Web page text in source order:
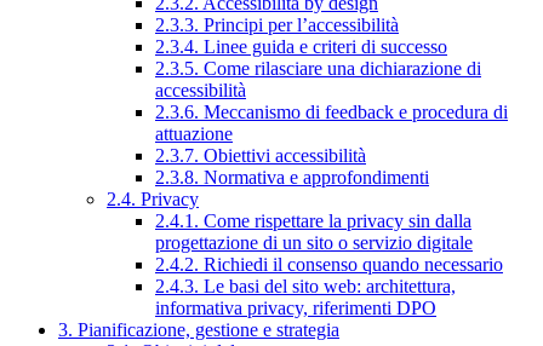
2.3.3. Principi per l’accessibilità
2.3.4. Linee guida e criteri di successo
2.3.5. Come rilasciare una dichiarazione di
accessibilità
2.3.6. Meccanismo di feedback e procedura di
attuazione
2.3.7. Obiettivi accessibilità
2.3.8. Normativa e approfondimenti
2.4. Privacy
2.4.1. Come rispettare la privacy sin dalla
progettazione di un sito o servizio digitale
2.4.2. Richiedi il consenso quando necessario
2.4.3. Le basi del sito web: architettura,
informativa privacy, riferimenti DPO
3. Pianificazione, gestione e strategia